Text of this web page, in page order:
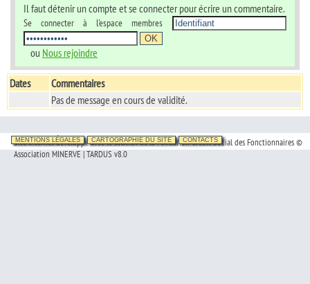
Il faut détenir un compte et se connecter pour écrire un commentaire.
Se connecter à l'espace membres
ou Nous rejoindre
Dates
Commentaires
Pas de message en cours de validité.
MENTIONS LÉGALES CARTOGRAPHIE DU SITE CONTACTS
Site Internet développé avec le soutien de la Fondation Crédit Social des Fonctionnaires ©
Association MINERVE | TARDUS v8.0